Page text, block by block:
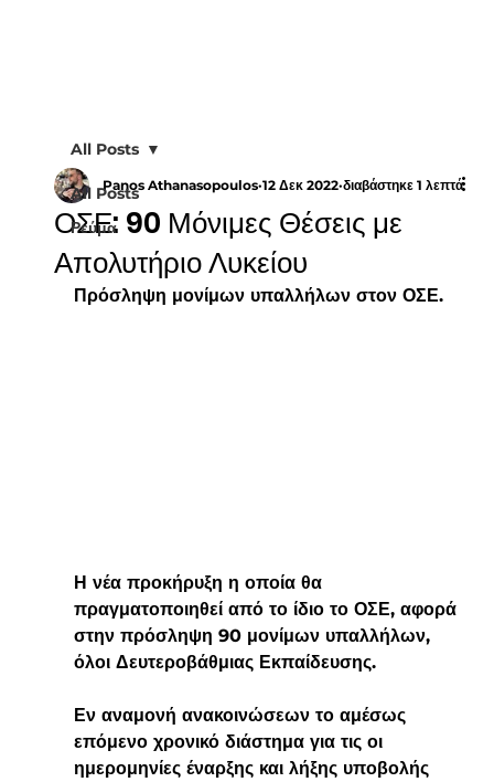
All Posts
Ρεύμα
All Posts
ΟΣΕ: 90 Μόνιμες Θέσεις με
Απολυτήριο Λυκείου
Panos Athanasopoulos 12 Δεκ 2022 διαβάστηκε 1 λεπτά
Πρόσληψη μονίμων υπαλλήλων στον ΟΣΕ.
Η νέα προκήρυξη η οποία θα
πραγματοποιηθεί από το ίδιο το ΟΣΕ, αφορά
στην πρόσληψη 90 μονίμων υπαλλήλων,
όλοι Δευτεροβάθμιας Εκπαίδευσης.
Εν αναμονή ανακοινώσεων το αμέσως
επόμενο χρονικό διάστημα για τις οι
ημερομηνίες έναρξης και λήξης υποβολής